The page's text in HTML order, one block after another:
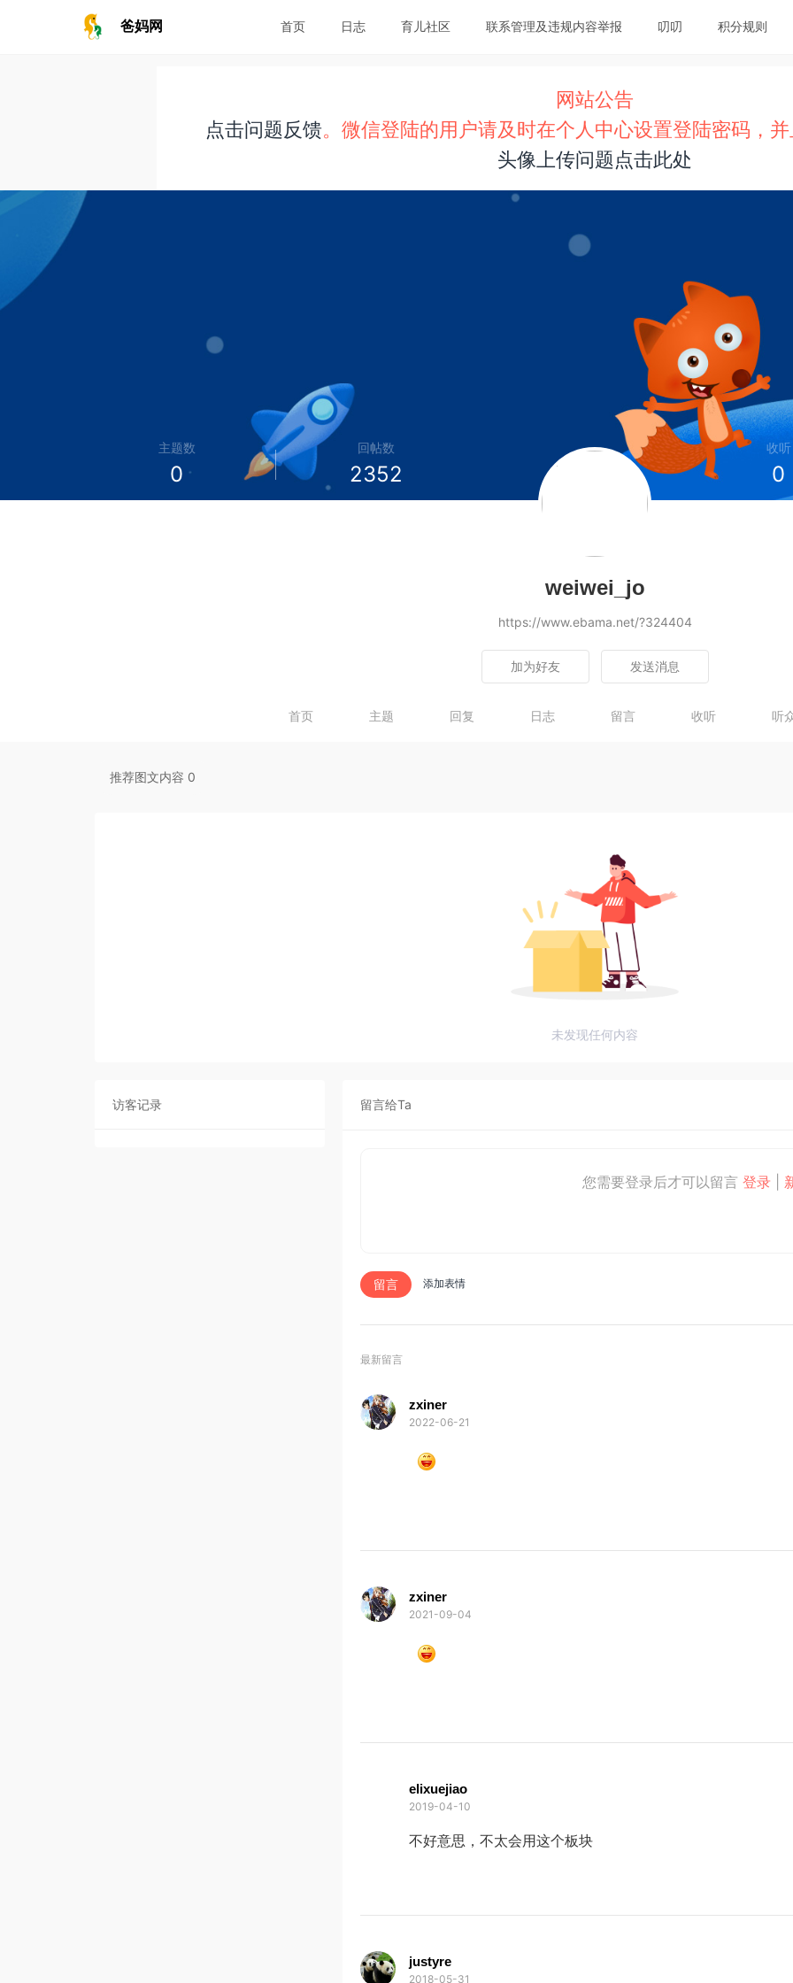
爸妈网 首页 日志 育儿社区 联系管理及违规内容举报 叨叨 积分规则
网站公告
点击问题反馈。微信登陆的用户请及时在个人中心设置登陆密码，
头像上传问题点击此处
weiwei_jo
https://www.ebama.net/?324404
加为好友 发送消息
主题数
0
回帖数
2352
收听
0
首页 主题 回复 日志 留言 收听 听
推荐图文内容 0
未发现任何内容
访客记录 留言给Ta
您需要登录后才可以留言 登录
留言 添加表情
最新留言
zxiner
2022-06-21
zxiner
2021-09-04
elixuejiao
2019-04-10
不好意思，不太会用这个板块
justyre
2018-05-31